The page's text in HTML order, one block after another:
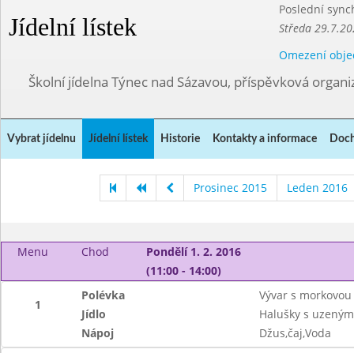
Jídelní lístek
Poslední
Středa
Omezení
Školní jídelna Týnec nad Sázavou, příspěvková
Vybrat jídelnu Jídelní lístek Historie Kontakty a informace
Prosinec 2015 Leden 2016
Menu Chod
Pondělí 1. 2. 2016
(11:00 - 14:00)
1
Polévka
Vývar s
Jídlo
Halušky s
Nápoj
Džus,čaj,Voda